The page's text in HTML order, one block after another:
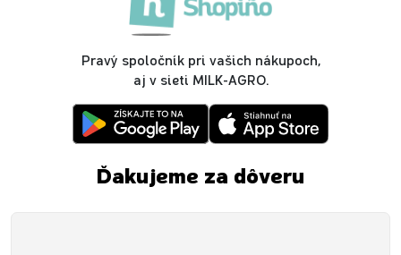
Pravý spoločník pri vašich nákupoch,
aj v sieti MILK-AGRO.
Ďakujeme za dôveru